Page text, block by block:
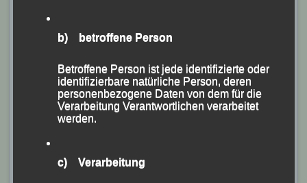
b) betroffene Person
Betroffene Person ist jede identifizierte oder
identifizierbare natürliche Person, deren
personenbezogene Daten von dem für die
Verarbeitung Verantwortlichen verarbeitet
werden.
c) Verarbeitung